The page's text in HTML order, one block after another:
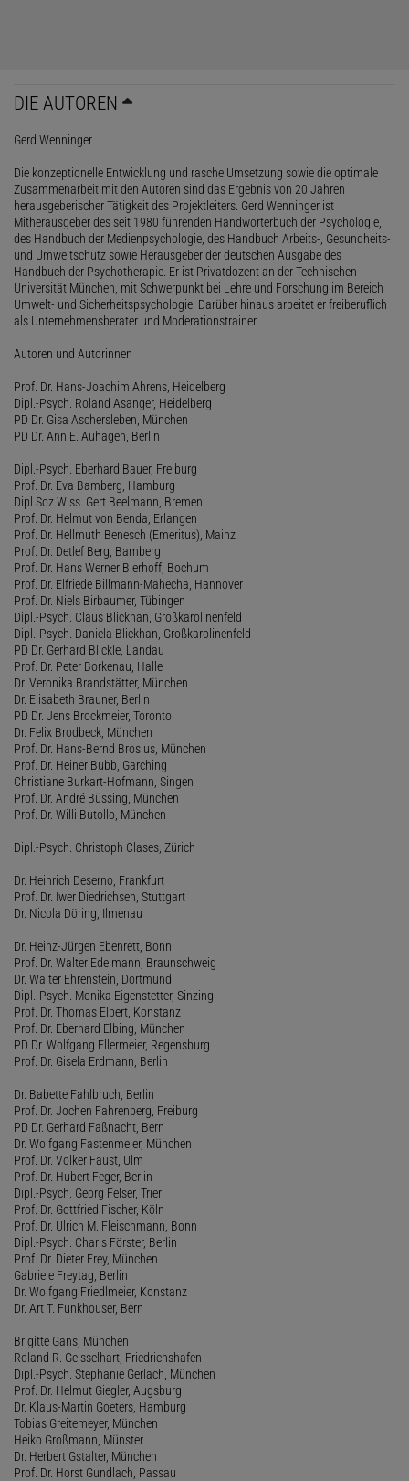
DIE AUTOREN
Gerd Wenninger
Die konzeptionelle Entwicklung und rasche Umsetzung sowie die optimale
Zusammenarbeit mit den Autoren sind das Ergebnis von 20 Jahren
herausgeberischer Tätigkeit des Projektleiters. Gerd Wenninger ist
Mitherausgeber des seit 1980 führenden Handwörterbuch der Psychologie,
des Handbuch der Medienpsychologie, des Handbuch Arbeits-, Gesundheits-
und Umweltschutz sowie Herausgeber der deutschen Ausgabe des
Handbuch der Psychotherapie. Er ist Privatdozent an der Technischen
Universität München, mit Schwerpunkt bei Lehre und Forschung im Bereich
Umwelt- und Sicherheitspsychologie. Darüber hinaus arbeitet er freiberuflich
als Unternehmensberater und Moderationstrainer.
Autoren und Autorinnen
Prof. Dr. Hans-Joachim Ahrens, Heidelberg
Dipl.-Psych. Roland Asanger, Heidelberg
PD Dr. Gisa Aschersleben, München
PD Dr. Ann E. Auhagen, Berlin
Dipl.-Psych. Eberhard Bauer, Freiburg
Prof. Dr. Eva Bamberg, Hamburg
Dipl.Soz.Wiss. Gert Beelmann, Bremen
Prof. Dr. Helmut von Benda, Erlangen
Prof. Dr. Hellmuth Benesch (Emeritus), Mainz
Prof. Dr. Detlef Berg, Bamberg
Prof. Dr. Hans Werner Bierhoff, Bochum
Prof. Dr. Elfriede Billmann-Mahecha, Hannover
Prof. Dr. Niels Birbaumer, Tübingen
Dipl.-Psych. Claus Blickhan, Großkarolinenfeld
Dipl.-Psych. Daniela Blickhan, Großkarolinenfeld
PD Dr. Gerhard Blickle, Landau
Prof. Dr. Peter Borkenau, Halle
Dr. Veronika Brandstätter, München
Dr. Elisabeth Brauner, Berlin
PD Dr. Jens Brockmeier, Toronto
Dr. Felix Brodbeck, München
Prof. Dr. Hans-Bernd Brosius, München
Prof. Dr. Heiner Bubb, Garching
Christiane Burkart-Hofmann, Singen
Prof. Dr. André Büssing, München
Prof. Dr. Willi Butollo, München
Dipl.-Psych. Christoph Clases, Zürich
Dr. Heinrich Deserno, Frankfurt
Prof. Dr. Iwer Diedrichsen, Stuttgart
Dr. Nicola Döring, Ilmenau
Dr. Heinz-Jürgen Ebenrett, Bonn
Prof. Dr. Walter Edelmann, Braunschweig
Dr. Walter Ehrenstein, Dortmund
Dipl.-Psych. Monika Eigenstetter, Sinzing
Prof. Dr. Thomas Elbert, Konstanz
Prof. Dr. Eberhard Elbing, München
PD Dr. Wolfgang Ellermeier, Regensburg
Prof. Dr. Gisela Erdmann, Berlin
Dr. Babette Fahlbruch, Berlin
Prof. Dr. Jochen Fahrenberg, Freiburg
PD Dr. Gerhard Faßnacht, Bern
Dr. Wolfgang Fastenmeier, München
Prof. Dr. Volker Faust, Ulm
Prof. Dr. Hubert Feger, Berlin
Dipl.-Psych. Georg Felser, Trier
Prof. Dr. Gottfried Fischer, Köln
Prof. Dr. Ulrich M. Fleischmann, Bonn
Dipl.-Psych. Charis Förster, Berlin
Prof. Dr. Dieter Frey, München
Gabriele Freytag, Berlin
Dr. Wolfgang Friedlmeier, Konstanz
Dr. Art T. Funkhouser, Bern
Brigitte Gans, München
Roland R. Geisselhart, Friedrichshafen
Dipl.-Psych. Stephanie Gerlach, München
Prof. Dr. Helmut Giegler, Augsburg
Dr. Klaus-Martin Goeters, Hamburg
Tobias Greitemeyer, München
Heiko Großmann, Münster
Dr. Herbert Gstalter, München
Prof. Dr. Horst Gundlach, Passau